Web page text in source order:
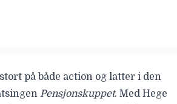
på både action og latter i den
Pensjonskuppet. Med Hege